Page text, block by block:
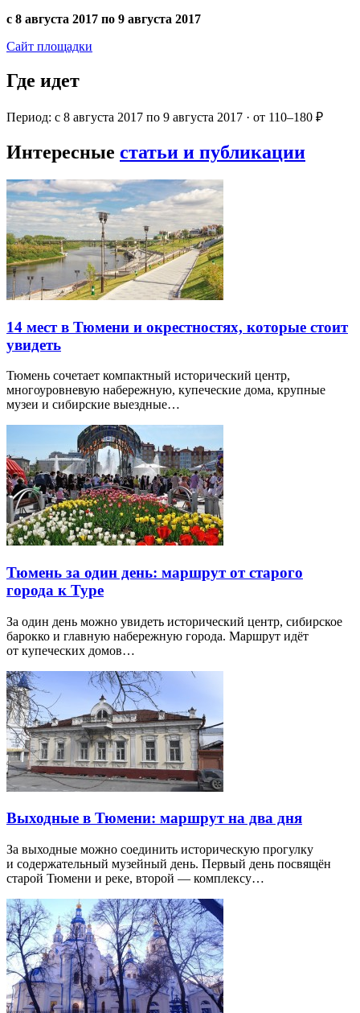
с 8 августа 2017 по 9 августа 2017
Сайт площадки
Где идет
Период: с 8 августа 2017 по 9 августа 2017 · от 110–180 ₽
Интересные статьи и публикации
14 мест в Тюмени и окрестностях, которые стоит
увидеть
Тюмень сочетает компактный исторический центр,
многоуровневую набережную, купеческие дома, крупные
музеи и сибирские выездные…
Тюмень за один день: маршрут от старого
города к Туре
За один день можно увидеть исторический центр, сибирское
барокко и главную набережную города. Маршрут идёт
от купеческих домов…
Выходные в Тюмени: маршрут на два дня
За выходные можно соединить историческую прогулку
и содержательный музейный день. Первый день посвящён
старой Тюмени и реке, второй — комплексу…